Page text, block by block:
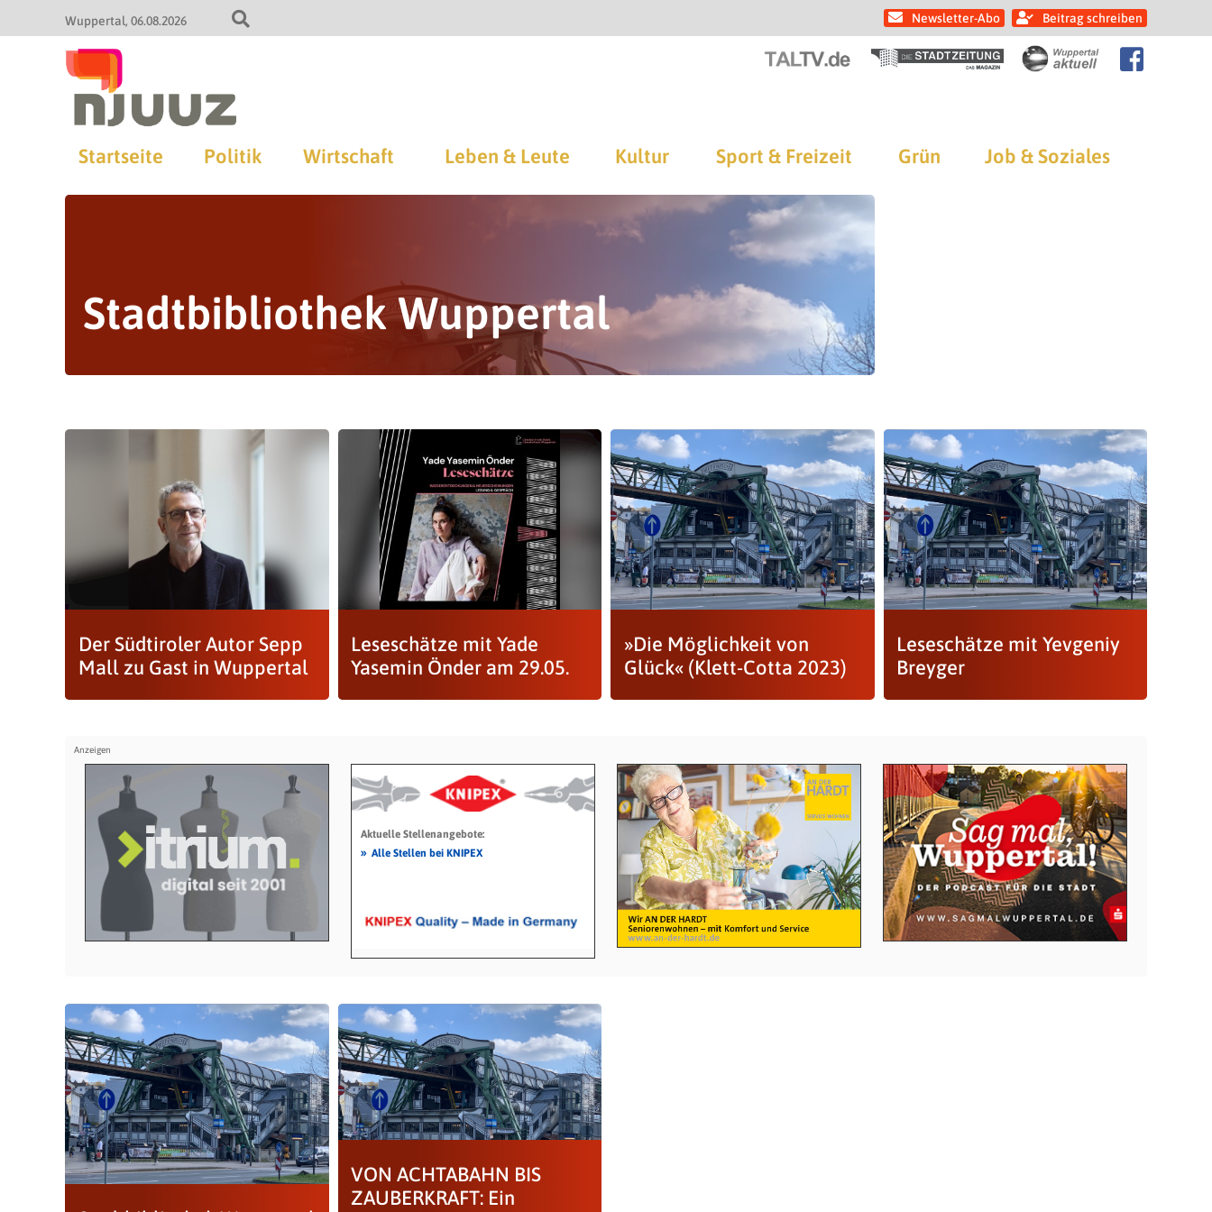
Wuppertal 06.08.2026 Newsletter-Abo Beitrag schreiben
Startseite Politik Wirtschaft Leben & Leute Kultur Sport & Freizeit Grün Job & Soziales
Stadtbibliothek Wuppertal
Der Südtiroler Autor Sepp
Mall zu Gast in Wuppertal
Leseschätze mit Yade
Yasemin Önder am 29.05.
»Die Möglichkeit von
Glück« (Klett-Cotta 2023)
Leseschätze mit Yevgeniy
Breyger
Aktuelle Stellenangebote:
» Alle Stellen bei KNIPEX
VON ACHTABAHN BIS
ZAUBERKRAFT: Ein